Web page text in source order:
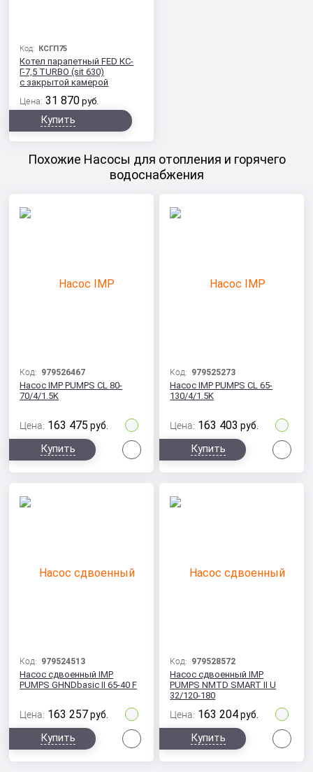
Код: КСГП75
Котел парапетный FED КС-
Г-7,5 TURBO (sit 630)
с закрытой камерой
Цена: 31 870 руб.
Купить
Похожие Насосы для отопления и горячего
водоснабжения
Код: 979526467
Насос IMP PUMPS CL 80-
70/4/1.5K
Цена: 163 475 руб.
Купить
Код: 979525273
Насос IMP PUMPS CL 65-
130/4/1.5K
Цена: 163 403 руб.
Купить
Код: 979524513
Насос сдвоенный IMP
PUMPS GHNDbasic II 65-40 F
Цена: 163 257 руб.
Купить
Код: 979528572
Насос сдвоенный IMP
PUMPS NMTD SMART II U
32/120-180
Цена: 163 204 руб.
Купить